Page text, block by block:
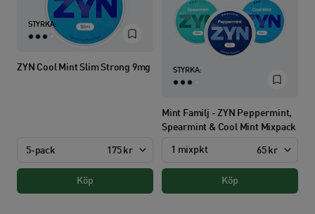
STYRKA:
ZYN Cool Mint Slim Strong 9mg
5-pack 175 kr
Köp
STYRKA:
Mint Familj - ZYN Peppermint,
Spearmint & Cool Mint Mixpack
1 mixpkt 65 kr
Köp